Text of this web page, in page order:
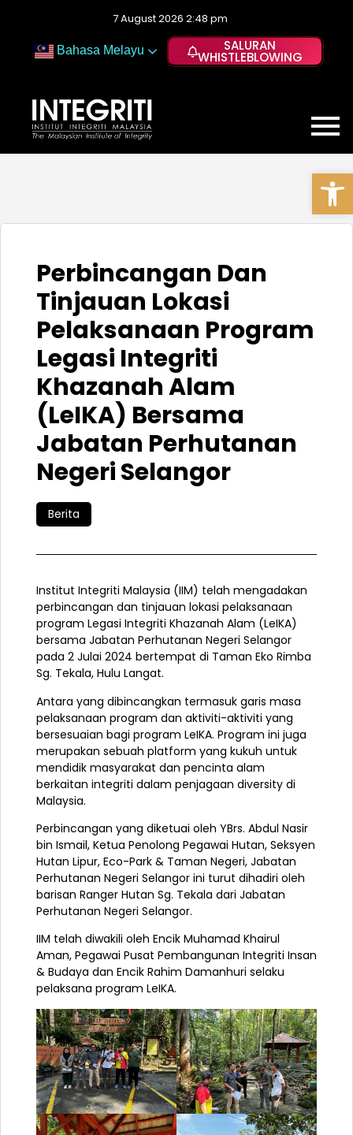
7 August 2026 2:48 pm
Bahasa Melayu SALURAN
WHISTLEBLOWING
Perbincangan Dan
Tinjauan Lokasi
Pelaksanaan Program
Legasi Integriti
Khazanah Alam
(LeIKA) Bersama
Jabatan Perhutanan
Negeri Selangor
Berita
Institut Integriti Malaysia (IIM) telah mengadakan
perbincangan dan tinjauan lokasi pelaksanaan
program Legasi Integriti Khazanah Alam (LeIKA)
bersama Jabatan Perhutanan Negeri Selangor
pada 2 Julai 2024 bertempat di Taman Eko Rimba
Sg. Tekala, Hulu Langat.
Antara yang dibincangkan termasuk garis masa
pelaksanaan program dan aktiviti-aktiviti yang
bersesuaian bagi program LeIKA. Program ini juga
merupakan sebuah platform yang kukuh untuk
mendidik masyarakat dan pencinta alam
berkaitan integriti dalam penjagaan diversity di
Malaysia.
Perbincangan yang diketuai oleh YBrs. Abdul Nasir
bin Ismail, Ketua Penolong Pegawai Hutan, Seksyen
Hutan Lipur, Eco-Park & Taman Negeri, Jabatan
Perhutanan Negeri Selangor ini turut dihadiri oleh
barisan Ranger Hutan Sg. Tekala dari Jabatan
Perhutanan Negeri Selangor.
IIM telah diwakili oleh Encik Muhamad Khairul
Aman, Pegawai Pusat Pembangunan Integriti Insan
& Budaya dan Encik Rahim Damanhuri selaku
pelaksana program LeIKA.